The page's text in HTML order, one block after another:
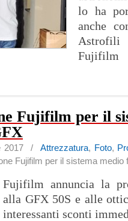
lo ha
anche
Fujifilm
Fujifilm per il
2017 / Attrezzatura, Foto,
Fujifilm per il sistema medio
Fujifilm annuncia la
alla GFX 50S e alle
interessanti sconti